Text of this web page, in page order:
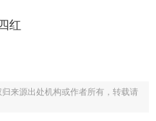
红
来源出处机构或作者所有，转载请